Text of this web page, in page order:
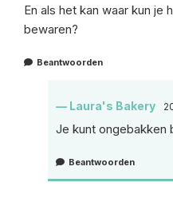
En als het kan waar kun je
bewaren?
Beantwoorden
Laura's Bakery
Je kunt ongebakken
Beantwoorden